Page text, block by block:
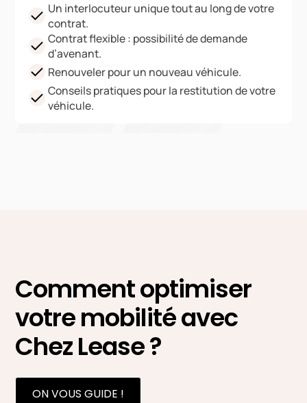
Un interlocuteur unique tout au long de votre
contrat.
Contrat flexible : possibilité de demande
d’avenant.
Renouveler pour un nouveau véhicule.
Conseils pratiques pour la restitution de votre
véhicule.
Comment optimiser
votre mobilité avec
Chez Lease ?
ON VOUS GUIDE !